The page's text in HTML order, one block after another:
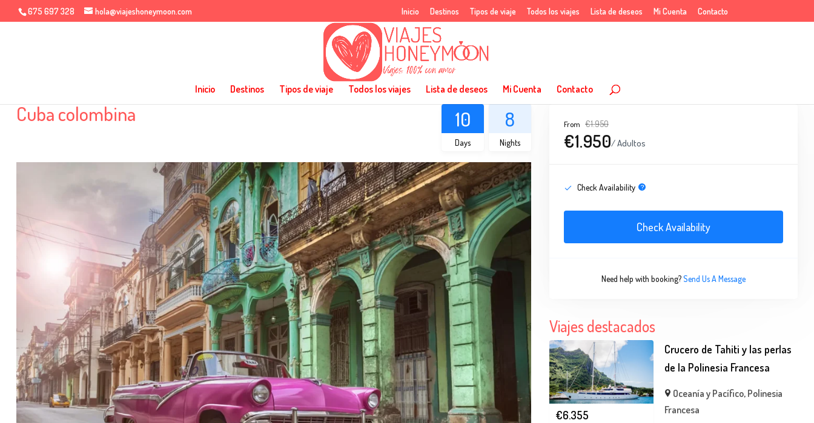
675 697 328 hola@viajeshoneymoon.com Inicio Destinos Tipos de viaje Todos los viajes Lista de deseos Mi Cuenta Contacto
Inicio Destinos Tipos de viaje Todos los viajes Lista de deseos Mi Cuenta Contacto
Cuba colombina 10
Days
8
Nights
From €1.950
€1.950/ Adultos
Check Availability
Check Availability
Need help with booking?Send Us A Message
Viajes destacados
€6.355
Crucero de Tahiti y las perlas
de la Polinesia Francesa
Oceanía y Pacífico, Polinesia
Francesa